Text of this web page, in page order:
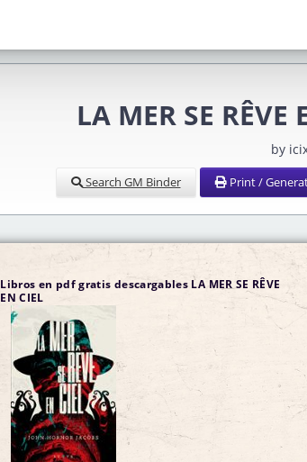
LA MER SE
by
Search GM Binder Print /
Libros en pdf gratis descargables LA MER SE RÊVE
EN CIEL